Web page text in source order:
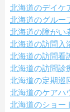
北海道のデイケ
北海道のグルー
北海道の障がい
北海道の訪問入
北海道の訪問看
北海道の訪問診
北海道の定期巡
北海道のケアハ
北海道のショー